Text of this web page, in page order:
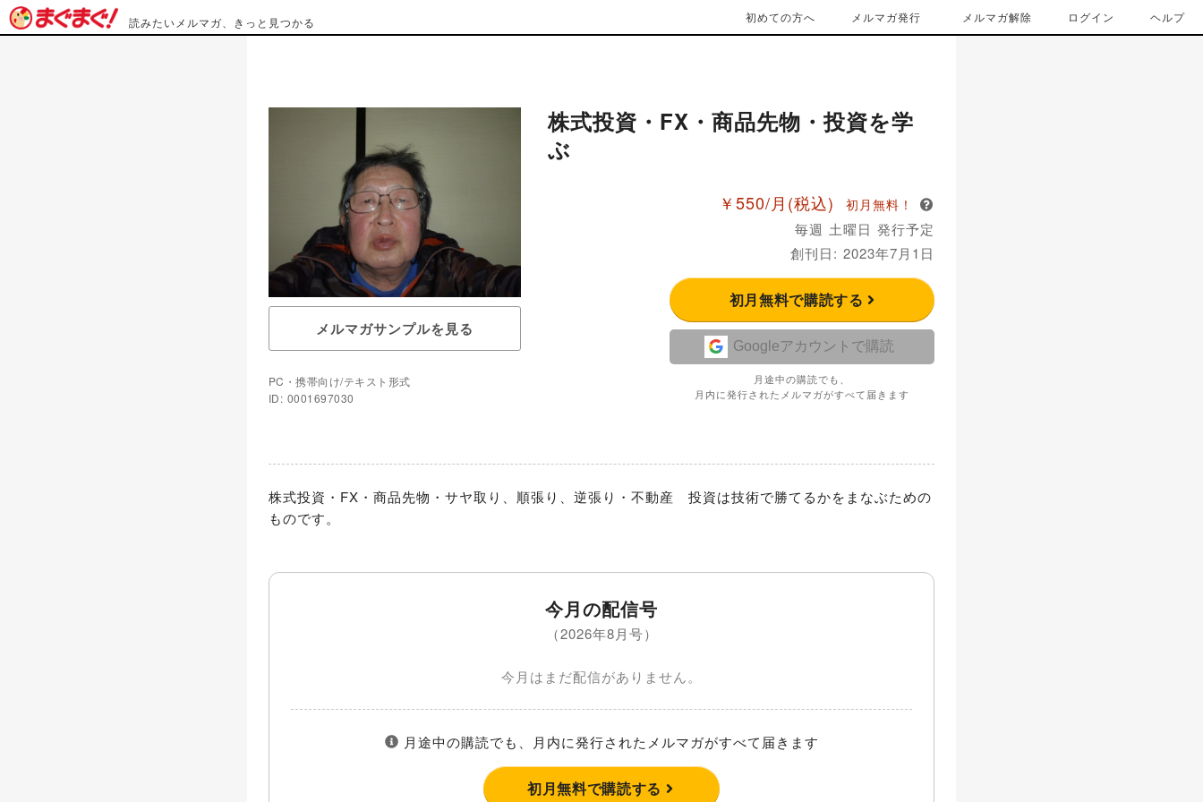
読みたいメルマガ、きっと見つかる 初めての方へ メルマガ発行 メルマガ解除 ログイン ヘルプ
メルマガサンプルを見る
PC・携帯向け/テキスト形式
ID: 0001697030
株式投資・FX・商品先物・投資を学
ぶ
￥550/月 (税込)
初月無料！
毎週 土曜日 発行予定
創刊日: 2023年7月1日
初月無料で購読する
Googleアカウントで購読
月途中の購読でも、
月内に発行されたメルマガがすべて届きます
株式投資・FX・商品先物・サヤ取り、順張り、逆張り・不動産　投資は技術で勝てるかをまなぶための
ものです。
今月の配信号
（2026年8月号）
今月はまだ配信がありません。
月途中の購読でも、月内に発行されたメルマガがすべて届きます
初月無料で購読する